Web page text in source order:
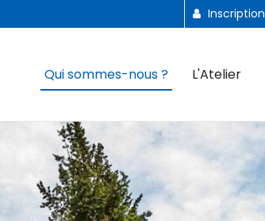
Qui sommes-nous ? L'Atelier
Inscription